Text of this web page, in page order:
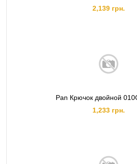
2,139 грн.
Pan Крючок двойной
1,233 грн.